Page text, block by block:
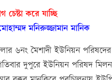
করে যাচ্ছি
মনিরুজ্জামান মানিক
৬নং মৈশাদী ইউনিয়ন
দুপুরে ইউনিয়ন পরিষদ